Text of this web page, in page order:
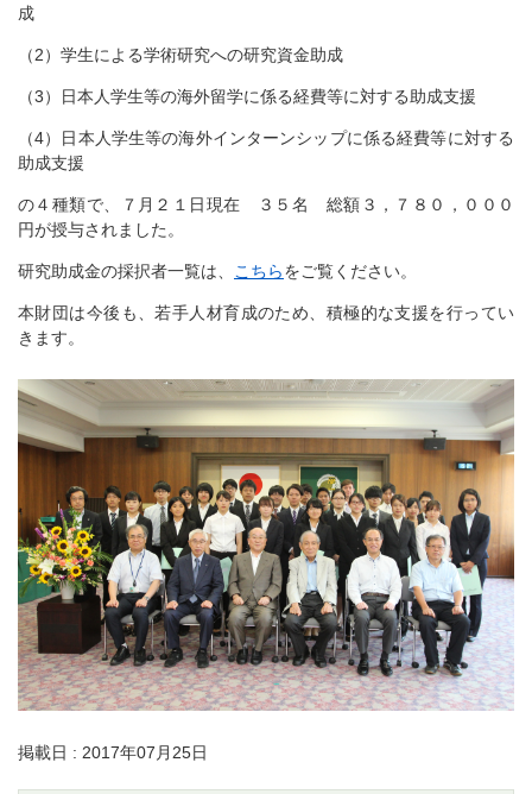
成
（2）学生による学術研究への研究資金助成
（3）日本人学生等の海外留学に係る経費等に対する助成支援
（4）日本人学生等の海外インターンシップに係る経費等に対する
助成支援
の４種類で、７月２１日現在 ３５名 総額３，７８０，０００
円が授与されました。
研究助成金の採択者一覧は、 こちらをご覧ください。
本財団は今後も、若手人材育成のため、積極的な支援を行ってい
きます。
掲載日 : 2017年07月25日